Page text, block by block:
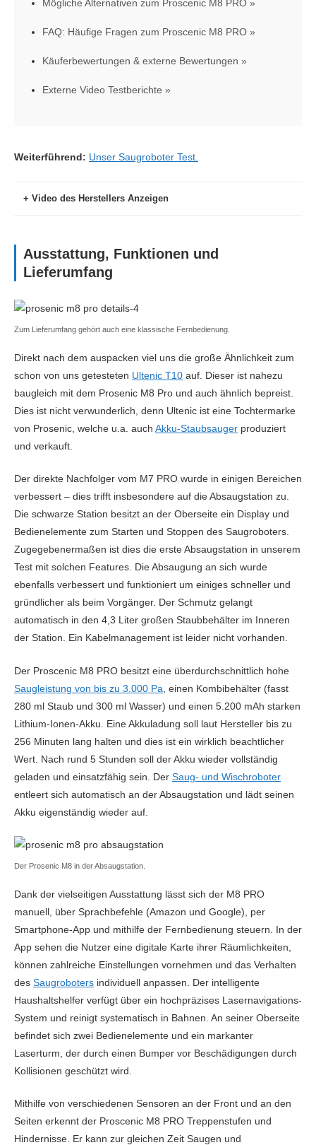
Mögliche Alternativen zum Proscenic M8 PRO
FAQ: Häufige Fragen zum Proscenic M8 PRO
Käuferbewertungen & externe Bewertungen
Externe Video Testberichte
Weiterführend: Unser Saugroboter Test.
Video des Herstellers Anzeigen
Ausstattung, Funktionen und
Lieferumfang
Zum Lieferumfang gehört auch eine klassische Fernbedienung.
Direkt nach dem auspacken viel uns die große Ähnlichkeit zum
schon von uns getesteten Ultenic T10 auf. Dieser ist nahezu
baugleich mit dem Prosenic M8 Pro und auch ähnlich bepreist.
Dies ist nicht verwunderlich, denn Ultenic ist eine Tochtermarke
von Prosenic, welche u.a. auch Akku-Staubsauger produziert
und verkauft.
Der direkte Nachfolger vom M7 PRO wurde in einigen Bereichen
verbessert – dies trifft insbesondere auf die Absaugstation zu.
Die schwarze Station besitzt an der Oberseite ein Display und
Bedienelemente zum Starten und Stoppen des Saugroboters.
Zugegebenermaßen ist dies die erste Absaugstation in unserem
Test mit solchen Features. Die Absaugung an sich wurde
ebenfalls verbessert und funktioniert um einiges schneller und
gründlicher als beim Vorgänger. Der Schmutz gelangt
automatisch in den 4,3 Liter großen Staubbehälter im Inneren
der Station. Ein Kabelmanagement ist leider nicht vorhanden.
Der Proscenic M8 PRO besitzt eine überdurchschnittlich hohe
Saugleistung von bis zu 3.000 Pa , einen Kombibehälter (fasst
280 ml Staub und 300 ml Wasser) und einen 5.200 mAh starken
Lithium-Ionen-Akku. Eine Akkuladung soll laut Hersteller bis zu
256 Minuten lang halten und dies ist ein wirklich beachtlicher
Wert. Nach rund 5 Stunden soll der Akku wieder vollständig
geladen und einsatzfähig sein. Der Saug- und Wischroboter
entleert sich automatisch an der Absaugstation und lädt seinen
Akku eigenständig wieder auf.
Der Prosenic M8 in der Absaugstation.
Dank der vielseitigen Ausstattung lässt sich der M8 PRO
manuell, über Sprachbefehle (Amazon und Google), per
Smartphone-App und mithilfe der Fernbedienung steuern. In der
App sehen die Nutzer eine digitale Karte ihrer Räumlichkeiten,
können zahlreiche Einstellungen vornehmen und das Verhalten
des Saugroboters individuell anpassen. Der intelligente
Haushaltshelfer verfügt über ein hochpräzises Lasernavigations-
System und reinigt systematisch in Bahnen. An seiner Oberseite
befindet sich zwei Bedienelemente und ein markanter
Laserturm, der durch einen Bumper vor Beschädigungen durch
Kollisionen geschützt wird.
Mithilfe von verschiedenen Sensoren an der Front und an den
Seiten erkennt der Proscenic M8 PRO Treppenstufen und
Hindernisse. Er kann zur gleichen Zeit Saugen und